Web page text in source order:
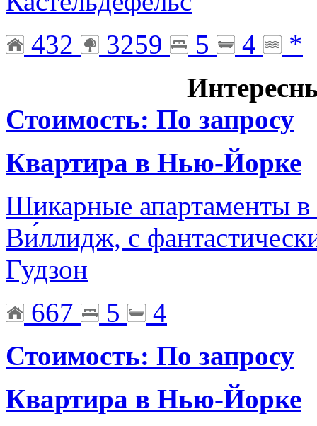
432
3259 5 4
*
Стоимость: По запросу
Квартира в Нью-Йорке
Шикарные апартаменты
Ви́ллидж, с
Гудзон
667
5
4
Стоимость: По запросу
Квартира в Нью-Йорке